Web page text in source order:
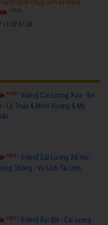
Bình chụp ảnh kỷ niệm
17823
11:02:37 SA
67087 Video] Cải Lương Xưa - Bơ
- Lệ Thủy & Minh Vương & Mỹ
50841
Video] Cải Lương Xã Hội -
Chồng - Vũ Linh Tài Linh
36017 Video] Bụi đời - Cải lương